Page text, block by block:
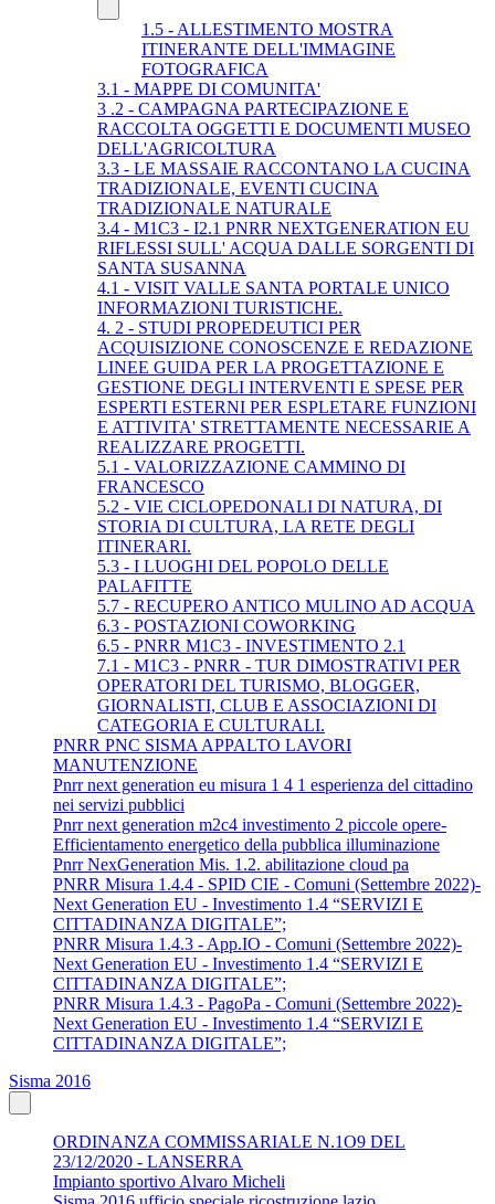
1.5 - ALLESTIMENTO MOSTRA
ITINERANTE DELL'IMMAGINE
FOTOGRAFICA
3.1 - MAPPE DI COMUNITA'
3 .2 - CAMPAGNA PARTECIPAZIONE E
RACCOLTA OGGETTI E DOCUMENTI MUSEO
DELL'AGRICOLTURA
3.3 - LE MASSAIE RACCONTANO LA CUCINA
TRADIZIONALE, EVENTI CUCINA
TRADIZIONALE NATURALE
3.4 - M1C3 - I2.1 PNRR NEXTGENERATION EU
RIFLESSI SULL' ACQUA DALLE SORGENTI DI
SANTA SUSANNA
4.1 - VISIT VALLE SANTA PORTALE UNICO
INFORMAZIONI TURISTICHE.
4. 2 - STUDI PROPEDEUTICI PER
ACQUISIZIONE CONOSCENZE E REDAZIONE
LINEE GUIDA PER LA PROGETTAZIONE E
GESTIONE DEGLI INTERVENTI E SPESE PER
ESPERTI ESTERNI PER ESPLETARE FUNZIONI
E ATTIVITA' STRETTAMENTE NECESSARIE A
REALIZZARE PROGETTI.
5.1 - VALORIZZAZIONE CAMMINO DI
FRANCESCO
5.2 - VIE CICLOPEDONALI DI NATURA, DI
STORIA DI CULTURA, LA RETE DEGLI
ITINERARI.
5.3 - I LUOGHI DEL POPOLO DELLE
PALAFITTE
5.7 - RECUPERO ANTICO MULINO AD ACQUA
6.3 - POSTAZIONI COWORKING
6.5 - PNRR M1C3 - INVESTIMENTO 2.1
7.1 - M1C3 - PNRR - TUR DIMOSTRATIVI PER
OPERATORI DEL TURISMO, BLOGGER,
GIORNALISTI, CLUB E ASSOCIAZIONI DI
CATEGORIA E CULTURALI.
PNRR PNC SISMA APPALTO LAVORI
MANUTENZIONE
Pnrr next generation eu misura 1 4 1 esperienza del cittadino
nei servizi pubblici
Pnrr next generation m2c4 investimento 2 piccole opere-
Efficientamento energetico della pubblica illuminazione
Pnrr NexGeneration Mis. 1.2. abilitazione cloud pa
PNRR Misura 1.4.4 - SPID CIE - Comuni (Settembre 2022)-
Next Generation EU - Investimento 1.4 “SERVIZI E
CITTADINANZA DIGITALE”;
PNRR Misura 1.4.3 - App.IO - Comuni (Settembre 2022)-
Next Generation EU - Investimento 1.4 “SERVIZI E
CITTADINANZA DIGITALE”;
PNRR Misura 1.4.3 - PagoPa - Comuni (Settembre 2022)-
Next Generation EU - Investimento 1.4 “SERVIZI E
CITTADINANZA DIGITALE”;
Sisma 2016
ORDINANZA COMMISSARIALE N.1O9 DEL
23/12/2020 - LANSERRA
Impianto sportivo Alvaro Micheli